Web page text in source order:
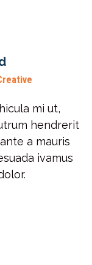
mi ut,
hendrerit
a mauris
ivamus